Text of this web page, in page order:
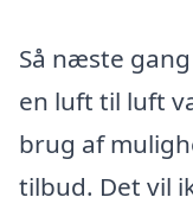
Så næste
en luft til luft
brug af
tilbud. Det vil